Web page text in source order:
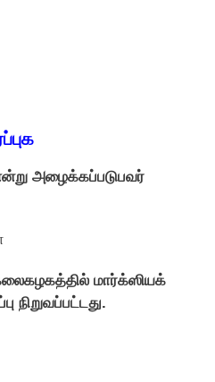
அழைக்கப்படுபவர்
மார்க்ஸியக்
நிறுவப்பட்டது.